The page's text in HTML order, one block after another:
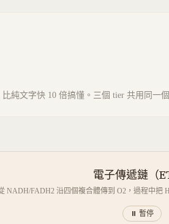
純文字快 10 倍搞懂。三個 tier 共用同一個
電子傳遞鏈（
NADH/FADH2 沿四個複合體傳到 O2，過程中把
⏸ 暫停